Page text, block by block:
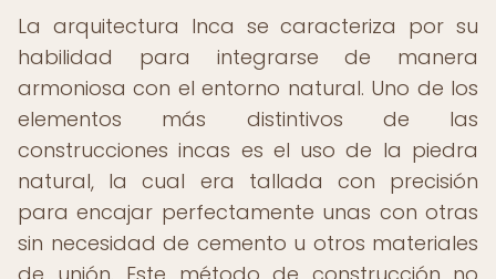
La arquitectura Inca se caracteriza por su
habilidad para integrarse de manera
armoniosa con el entorno natural. Uno de los
elementos más distintivos de las
construcciones incas es el uso de la piedra
natural, la cual era tallada con precisión
para encajar perfectamente unas con otras
sin necesidad de cemento u otros materiales